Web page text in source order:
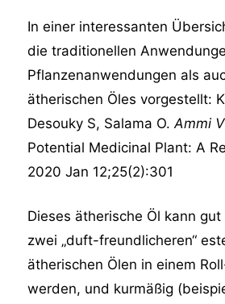
In einer interessanten
die traditionellen
Pflanzenanwendungen als
ätherischen Öles vorgestellt:
Desouky S, Salama O.Ammi
Potential Medicinal Plant: A
2020 Jan 12;25(2):301
Dieses ätherische Öl kann
zwei „duft-freundlicheren“
ätherischen Ölen in einem
werden, und kurmäßig